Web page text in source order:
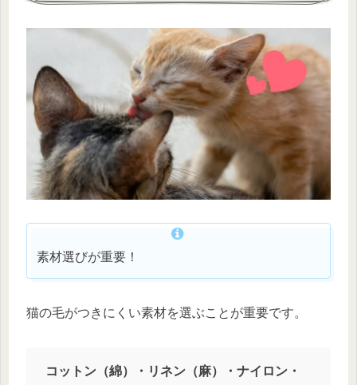
素材選びが重要！
猫の毛がつきにくい素材を選ぶことが重要です。
コットン（綿）・リネン（麻）・ナイロン・